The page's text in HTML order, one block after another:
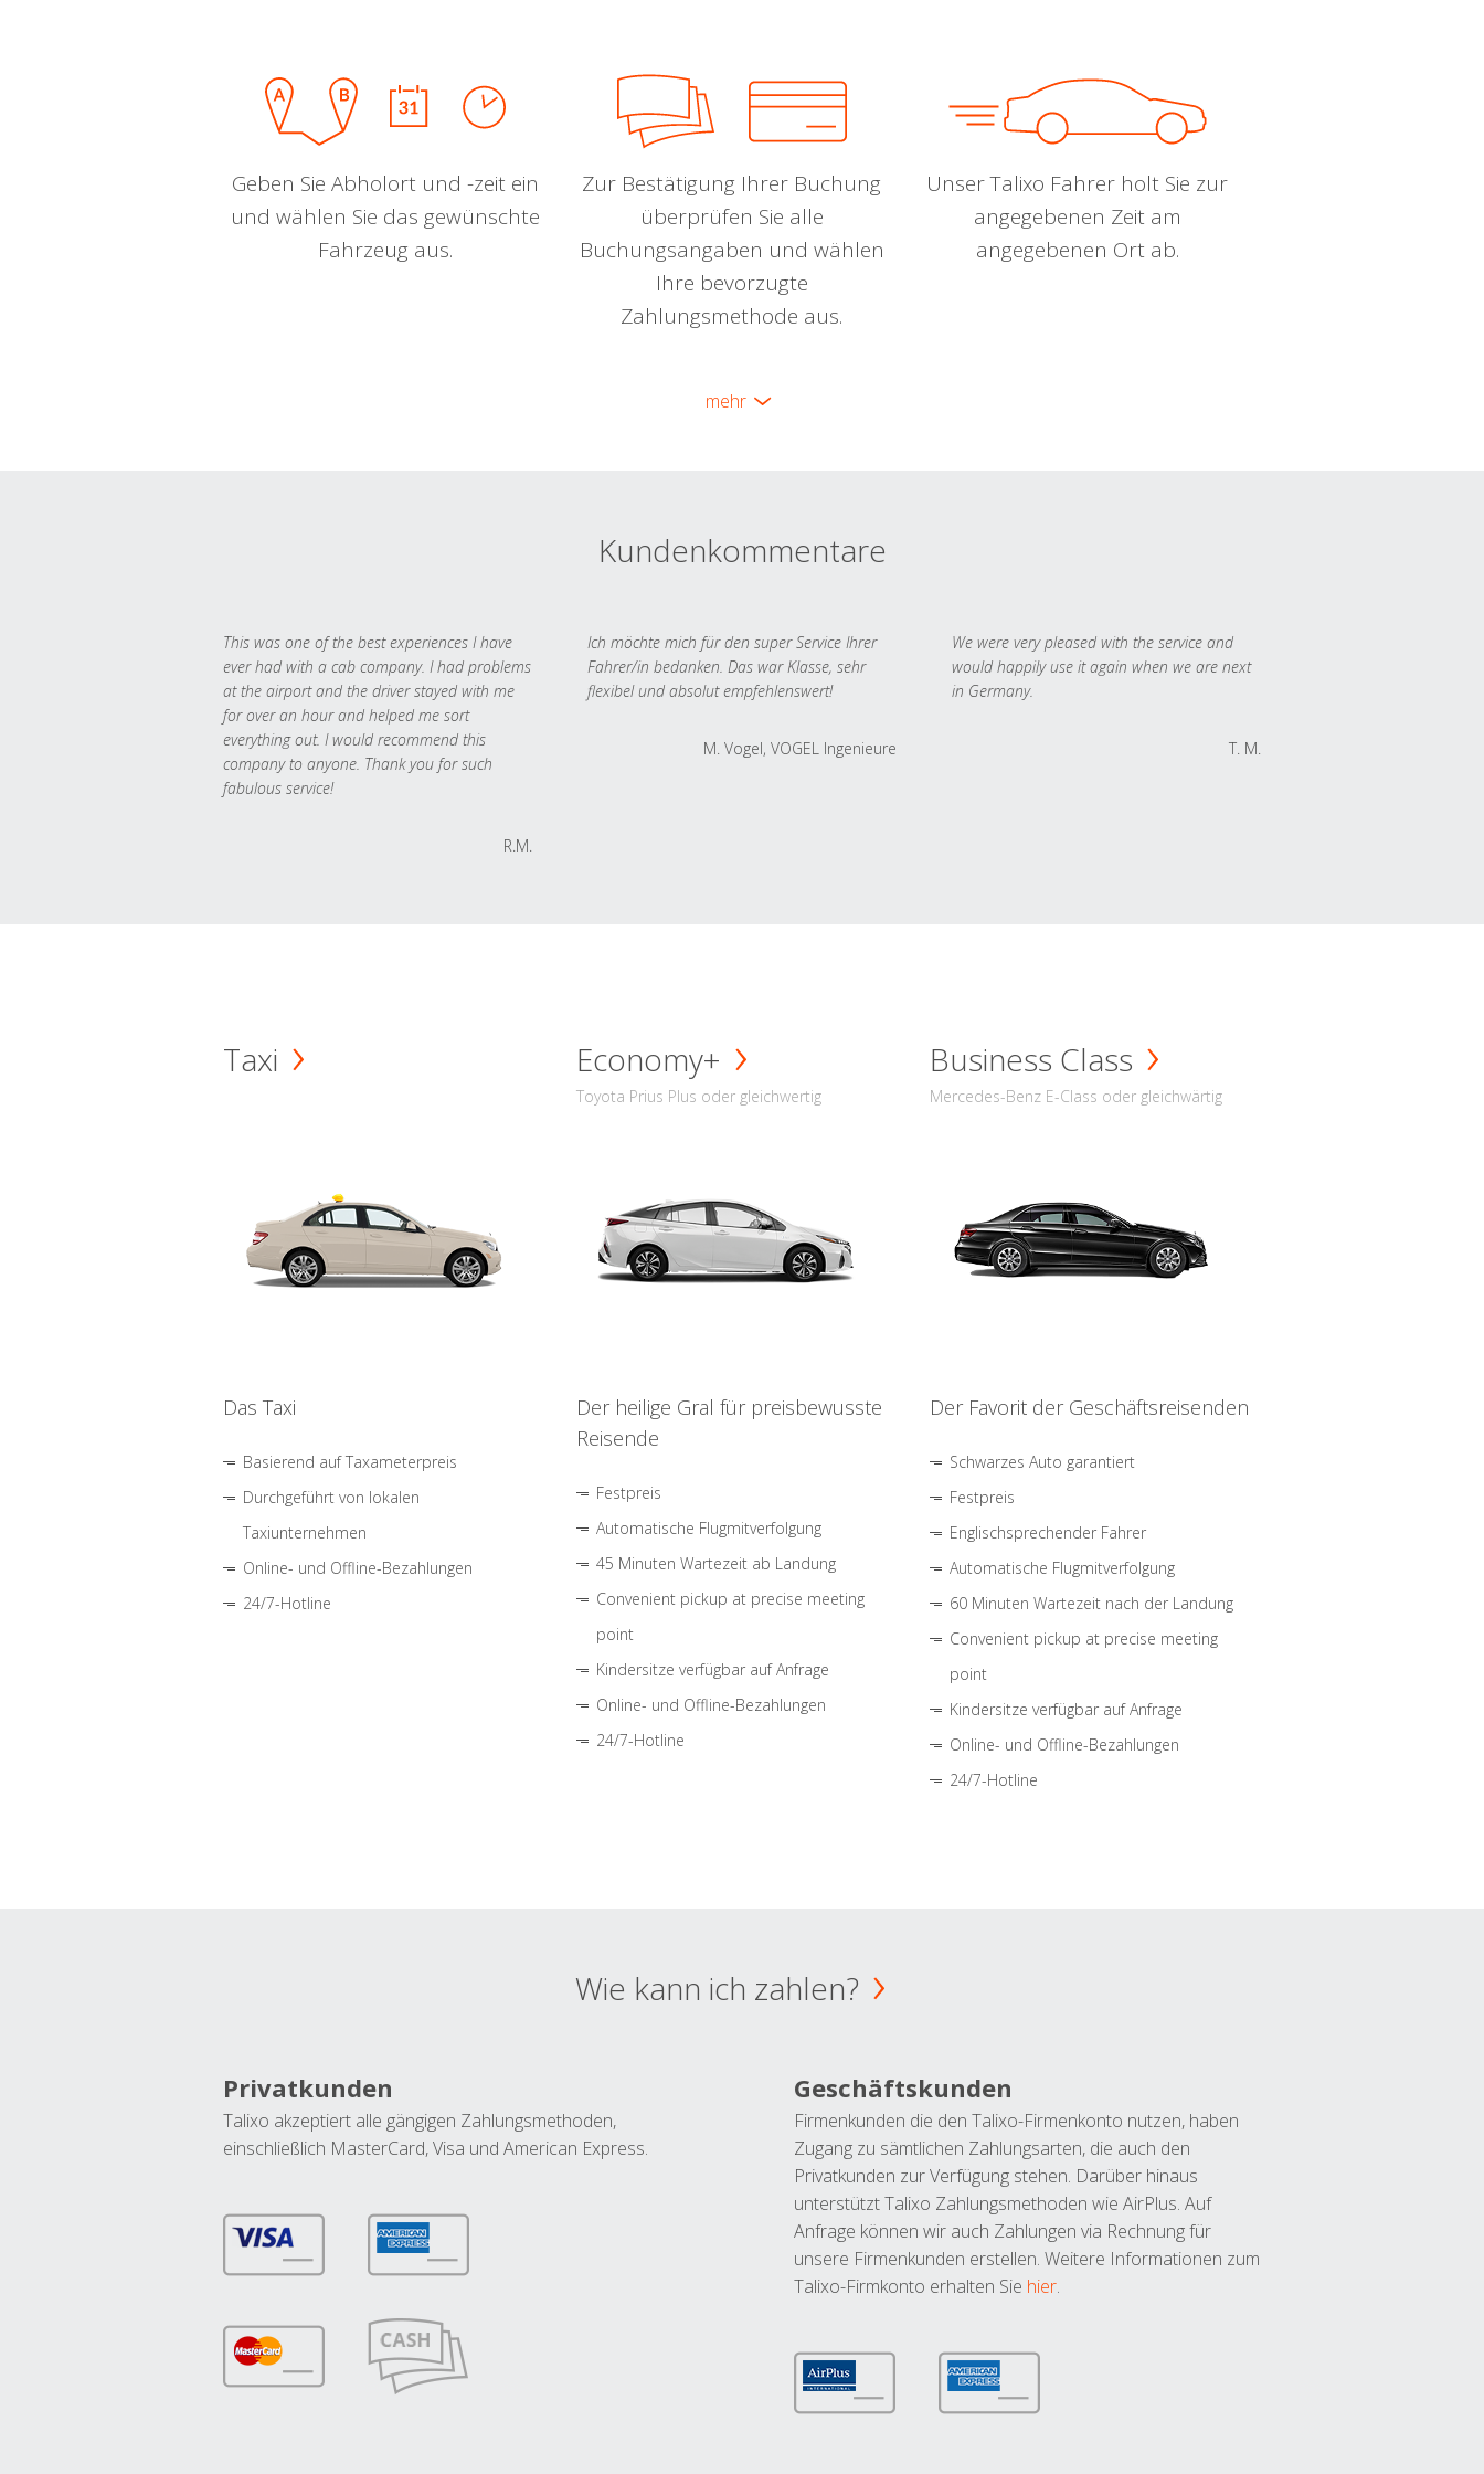
Geben Sie Abholort und -zeit ein
und wählen Sie das gewünschte
Fahrzeug aus.
Zur Bestätigung Ihrer Buchung
überprüfen Sie alle
Buchungsangaben und wählen
Ihre bevorzugte
Zahlungsmethode aus.
Unser Talixo Fahrer holt Sie zur
angegebenen Zeit am
angegebenen Ort ab.
mehr
Kundenkommentare
This was one of the best experiences I have
ever had with a cab company. I had problems
at the airport and the driver stayed with me
for over an hour and helped me sort
everything out. I would recommend this
company to anyone. Thank you for such
fabulous service!
R.M.
Ich möchte mich für den super Service Ihrer
Fahrer/in bedanken. Das war Klasse, sehr
flexibel und absolut empfehlenswert!
M. Vogel, VOGEL Ingenieure
We were very pleased with the service and
would happily use it again when we are next
in Germany.
T. M.
Taxi
Das Taxi
Basierend auf Taxameterpreis
Durchgeführt von lokalen
Taxiunternehmen
Online- und Offline-Bezahlungen
24/7-Hotline
Economy+
Toyota Prius Plus oder gleichwertig
Der heilige Gral für preisbewusste
Reisende
Festpreis
Automatische Flugmitverfolgung
45 Minuten Wartezeit ab Landung
Convenient pickup at precise meeting
point
Kindersitze verfügbar auf Anfrage
Online- und Offline-Bezahlungen
24/7-Hotline
Business Class
Mercedes-Benz E-Class oder gleichwärtig
Der Favorit der Geschäftsreisenden
Schwarzes Auto garantiert
Festpreis
Englischsprechender Fahrer
Automatische Flugmitverfolgung
60 Minuten Wartezeit nach der Landung
Convenient pickup at precise meeting
point
Kindersitze verfügbar auf Anfrage
Online- und Offline-Bezahlungen
24/7-Hotline
Wie kann ich zahlen?
Privatkunden
Talixo akzeptiert alle gängigen Zahlungsmethoden,
einschließlich MasterCard, Visa und American Express.
Geschäftskunden
Firmenkunden die den Talixo-Firmenkonto nutzen, haben
Zugang zu sämtlichen Zahlungsarten, die auch den
Privatkunden zur Verfügung stehen. Darüber hinaus
unterstützt Talixo Zahlungsmethoden wie AirPlus. Auf
Anfrage können wir auch Zahlungen via Rechnung für
unsere Firmenkunden erstellen. Weitere Informationen zum
Talixo-Firmkonto erhalten Sie hier.